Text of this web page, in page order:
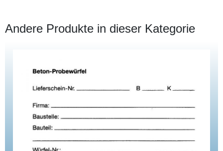
Andere Produkte in dieser Kategorie